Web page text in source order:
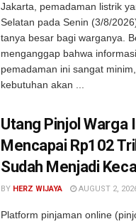
Jakarta, pemadaman listrik
Selatan pada Senin (3/8/
tanya besar bagi warganya.
menganggap bahwa
pemadaman ini sangat
kebutuhan akan ...
Utang Pinjol Warga
Mencapai Rp102
Sudah Menjadi
BY HERZ WIJAYA AUGUST 2,
Platform pinjaman online